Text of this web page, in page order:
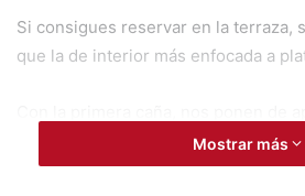
Si consigues reservar en la terraza,
que la de interior más enfocada a
Mostrar más